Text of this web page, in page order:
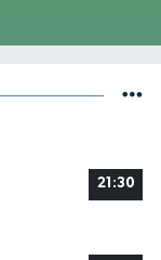
21:30